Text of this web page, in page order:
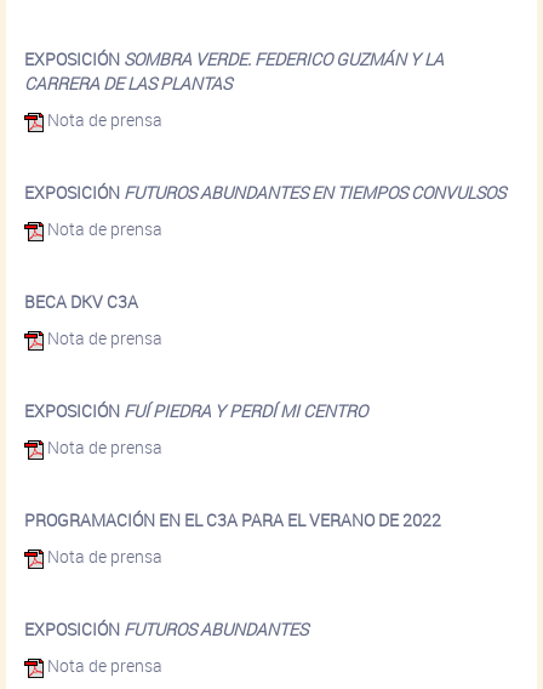
EXPOSICIÓN SOMBRA VERDE. FEDERICO GUZMÁN Y LA
CARRERA DE LAS PLANTAS
Nota de prensa
EXPOSICIÓN FUTUROS ABUNDANTES EN TIEMPOS CONVULSOS
Nota de prensa
BECA DKV C3A
Nota de prensa
EXPOSICIÓN FUÍ PIEDRA Y PERDÍ MI CENTRO
Nota de prensa
PROGRAMACIÓN EN EL C3A PARA EL VERANO DE 2022
Nota de prensa
EXPOSICIÓN FUTUROS ABUNDANTES
Nota de prensa